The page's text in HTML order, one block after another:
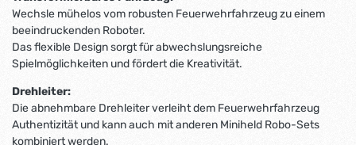
Wechsle mühelos vom robusten Feuerwehrfahrzeug zu einem
beeindruckenden Roboter.
Das flexible Design sorgt für abwechslungsreiche
Spielmöglichkeiten und fördert die Kreativität.
Drehleiter:
Die abnehmbare Drehleiter verleiht dem Feuerwehrfahrzeug
Authentizität und kann auch mit anderen Miniheld Robo-Sets
kombiniert werden.